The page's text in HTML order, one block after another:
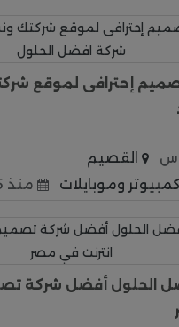
إحترافى لموقع
القصيم
وموبايلات
منذ 5 شهور
الحلول أفضل شركة